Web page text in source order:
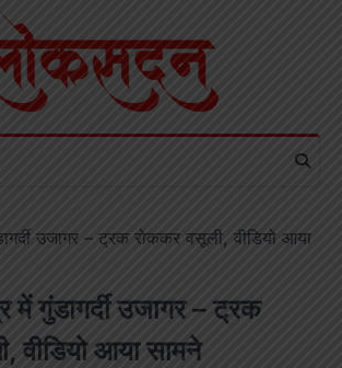
उजागर – ट्रक रोककर वसूली, वीडियो आया
में गुंडागर्दी उजागर – ट्रक
वीडियो आया सामने